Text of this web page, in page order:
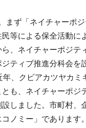
まず「ネイチャーポ
等による保全活動
、ネイチャーポジ
ティブ推進分科会
、クビアカツヤカ
も、ネイチャーポ
しました。市町村
ノミー」であります